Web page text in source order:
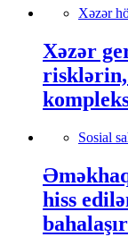
Xəzər
Xəzər
Sosial
hiss
bahalaşır